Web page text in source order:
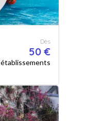
Dès
50 €
établissements